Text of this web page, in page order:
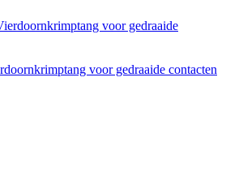
voor gedraaide contacten